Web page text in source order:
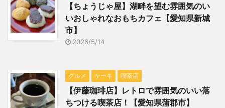
【ちょうじゃ屋】湖畔を望む雰囲気のい
いおしゃれなおもちカフェ【愛知県新城
市】
2026/5/14
グルメ ケーキ 喫茶店
【伊藤珈琲店】レトロで雰囲気のいい落
ちつける喫茶店！【愛知県蒲郡市】